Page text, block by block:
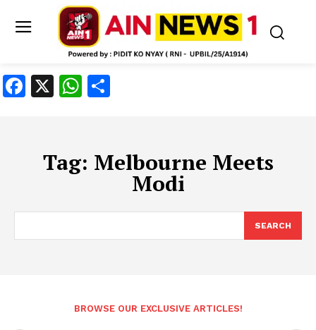
Facebook
X WhatsApp
Tag: Melbourne Meets
Modi
SEARCH
BROWSE OUR EXCLUSIVE ARTICLES!